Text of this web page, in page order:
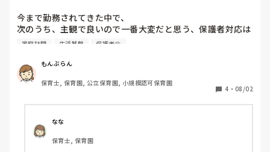
今まで勤務されてきた中で、
次のうち、主観で良いので一番大変だと思う、保護者対応は
どれだと思いますか？
その理由、体験された方も教えて下さい。
①外国籍の保護者
②発達に特性のある子どもの保護者
④要支援家庭の保護者
家庭訪問 生活基盤 保護者会
もんぶらん
保育士, 保育園, 公立保育園, 小規模認可保育園
4 ・ 08/02
なな
保育士, 保育園